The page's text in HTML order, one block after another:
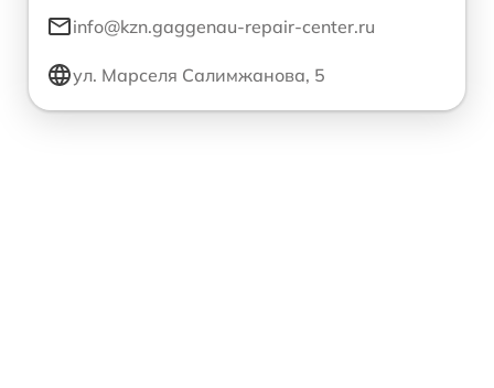
info@kzn.gaggenau-repair-center.ru
ул. Марселя Салимжанова, 5